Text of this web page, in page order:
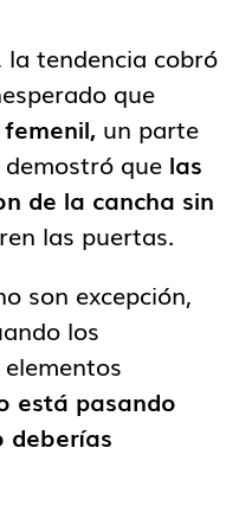
la tendencia cobró
que
un parte
que las
de la cancha sin
las puertas.
son excepción,
los
está pasando
deberías